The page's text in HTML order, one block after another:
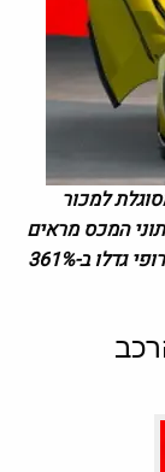
למכור
המכס מראים
כי משלוחי רכבים חשמליים סיניים לאיחוד האירופי גדלו ב-361%